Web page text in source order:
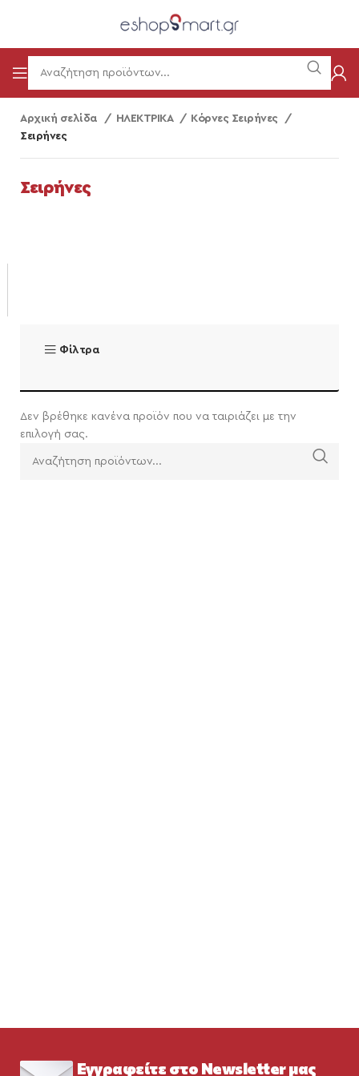
Αρχική σελίδα ΗΛΕΚΤΡΙΚΑ
Κόρνες Σειρήνες
Σειρήνες
Σειρήνες
Φίλτρα
Δεν βρέθηκε κανένα προϊόν που να ταιριάζει με την
επιλογή σας.
Εγγραφείτε στο Newsletter μας